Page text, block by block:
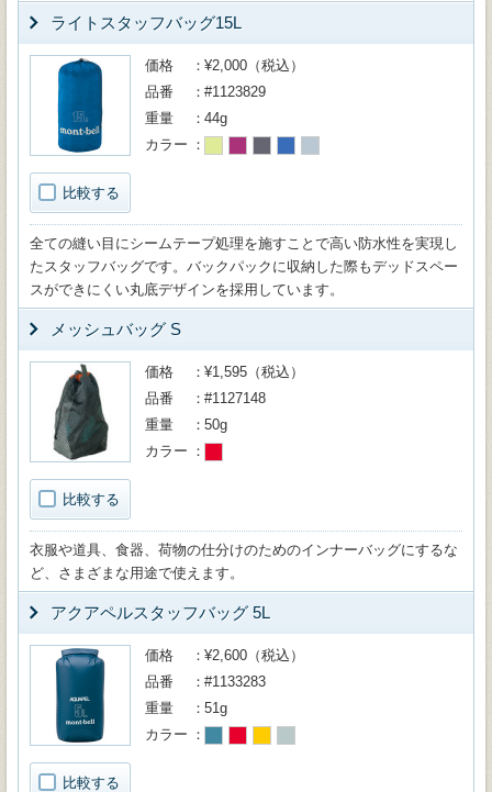
ライトスタッフバッグ15L
比較する
価格
¥2,000（税込）
品番
#1123829
重量
44g
カラー
全ての縫い目にシームテープ処理を施すことで高い防水性を実現し
たスタッフバッグです。バックパックに収納した際もデッドスペー
スができにくい丸底デザインを採用しています。
メッシュバッグ S
比較する
価格
¥1,595（税込）
品番
#1127148
重量
50g
カラー
衣服や道具、食器、荷物の仕分けのためのインナーバッグにするな
ど、さまざまな用途で使えます。
アクアペルスタッフバッグ 5L
比較する
価格
¥2,600（税込）
品番
#1133283
重量
51g
カラー